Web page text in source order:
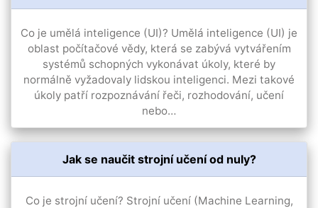
Co je umělá inteligence (UI)? Umělá inteligence (UI) je
oblast počítačové vědy, která se zabývá vytvářením
systémů schopných vykonávat úkoly, které by
normálně vyžadovaly lidskou inteligenci. Mezi takové
úkoly patří rozpoznávání řeči, rozhodování, učení
nebo…
Jak se naučit strojní učení od nuly?
Co je strojní učení? Strojní učení (Machine Learning,